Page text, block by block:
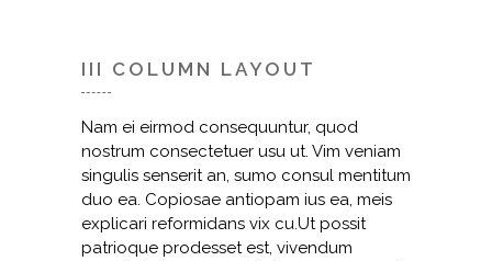
III COLUMN LAYOUT
Nam ei eirmod consequuntur, quod
nostrum consectetuer usu ut. Vim veniam
singulis senserit an, sumo consul mentitum
duo ea. Copiosae antiopam ius ea, meis
explicari reformidans vix cu.Ut possit
patrioque prodesset est, vivendum